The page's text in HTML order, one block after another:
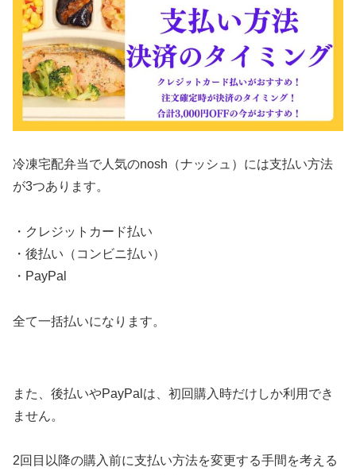
冷凍宅配弁当で人気のnosh（ナッシュ）には支払い方法
が3つあります。
・クレジットカード払い
・後払い（コンビニ払い）
・PayPal
全て一括払いになります。
また、後払いやPayPalは、初回購入時だけしか利用でき
ません。
2回目以降の購入前に支払い方法を変更する手間を考える